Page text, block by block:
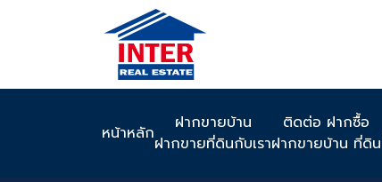
หน้าหลัก
ฝากขายบ้าน
ฝากขายที่ดินกับเรา
ติดต่อ ฝากซื้อ
ฝากขายบ้าน ที่ดิน